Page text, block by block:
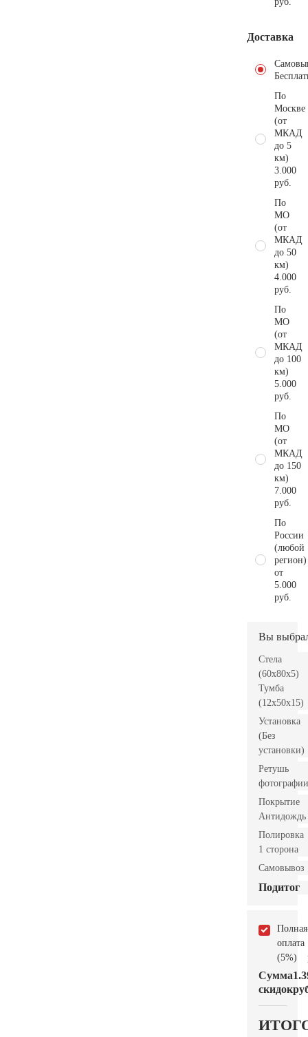
Доставка
По
Москве
(от
МКАД
до 5
км)
3.000
руб.
По
МО
(от
МКАД
до 50
км)
4.000
руб.
По
МО
(от
МКАД
до 100
км)
5.000
руб.
По
МО
(от
МКАД
до 150
км)
7.000
руб.
По
России
(любой
регион)
от
5.000
руб.
Вы
Стела
(60x80x5)
Тумба
(12x50x15)
Установка
(Без
установки)
Ретушь
фотографии
Покрытие
Антидождь
Полировка
1 сторона
Самовывоз
Подитог
Полная
оплата
(5%)
Сумма
скидок